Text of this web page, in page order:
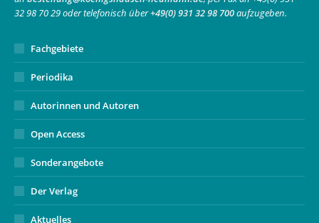
windowwindow
new
window
32 98 70 29 oder telefonisch über+49(0) 931 32 98 700aufzugeben.
Fachgebiete
Periodika
Autorinnen und Autoren
Open Access
Sonderangebote
Der Verlag
Aktuelles